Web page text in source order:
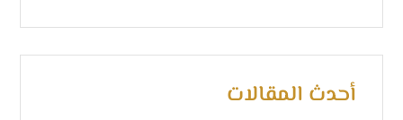
أحدث المقالات